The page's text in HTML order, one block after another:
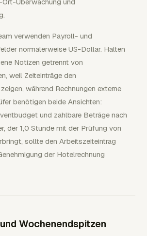
verwenden Payroll- und
normalerweise US-Dollar. Halten
Notizen getrennt von
weil Zeiteinträge den
während Rechnungen externe
benötigen beide Ansichten:
und zahlbare Beträge nach
der 1,0 Stunde mit der Prüfung von
sollte den Arbeitszeiteintrag
der Hotelrechnung
Wochenendspitzen